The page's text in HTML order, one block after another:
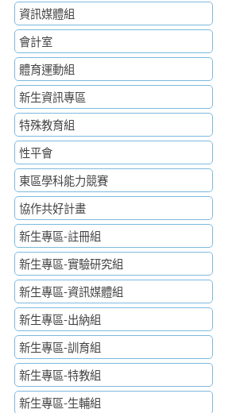
資訊媒體組
會計室
體育運動組
新生資訊專區
特殊教育組
性平會
東區學科能力競賽
協作共好計畫
新生專區-註冊組
新生專區-實驗研究組
新生專區-資訊媒體組
新生專區-出納組
新生專區-訓育組
新生專區-特教組
新生專區-生輔組